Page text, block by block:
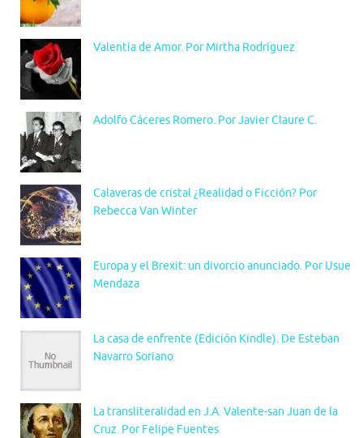
Valentía de Amor. Por Mirtha Rodríguez
Adolfo Cáceres Romero. Por Javier Claure C.
Calaveras de cristal ¿Realidad o Ficción? Por
Rebecca Van Winter
Europa y el Brexit: un divorcio anunciado. Por Usue
Mendaza
La casa de enfrente (Edición Kindle). De Esteban
Navarro Soriano
La transliteralidad en J.A. Valente-san Juan de la
Cruz. Por Felipe Fuentes